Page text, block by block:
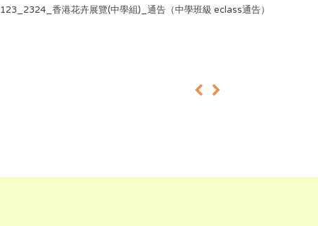
123_2324_香港花卉展覽(中學組)_通告（中學班級 eclass通告）
« »